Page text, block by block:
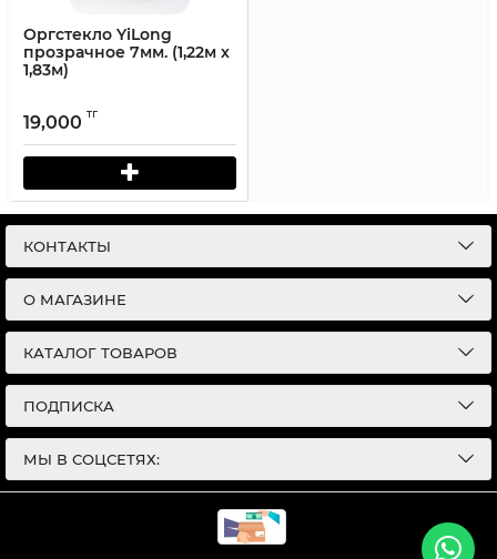
Оргстекло YiLong
прозрачное 7мм. (1,22м х
1,83м)
19,000 тг
КОНТАКТЫ
О МАГАЗИНЕ
КАТАЛОГ ТОВАРОВ
ПОДПИСКА
МЫ В СОЦСЕТЯХ: